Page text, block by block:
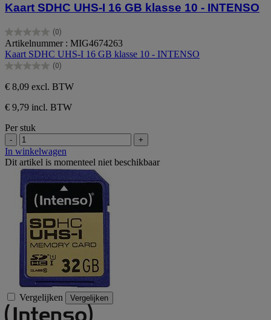
Kaart SDHC UHS-I 16 GB klasse 10 - INTENSO
(0)
0.0
van
de
5
Artikelnummer : MIG4674263
Kaart SDHC UHS-I 16 GB klasse 10 - INTENSO
(0)
0.0
van
de
5
sterren.
€ 8,09 excl. BTW
€ 9,79 incl. BTW
Per stuk
- +
In winkelwagen
Dit artikel is momenteel niet beschikbaar
Vergelijken Vergelijken